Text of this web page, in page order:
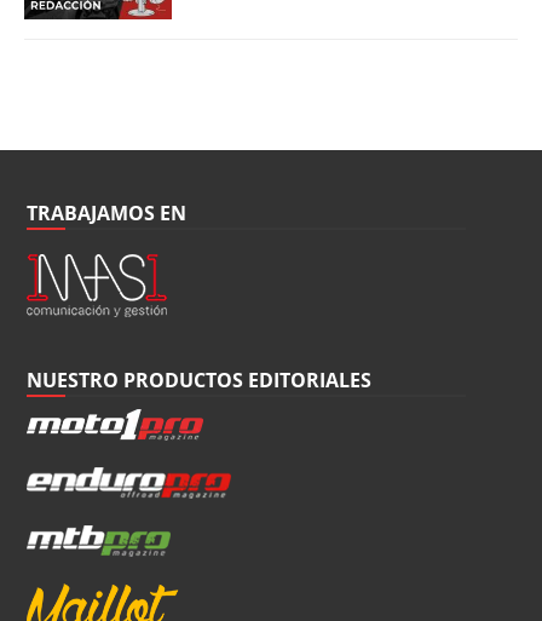
TRABAJAMOS EN
NUESTRO PRODUCTOS EDITORIALES